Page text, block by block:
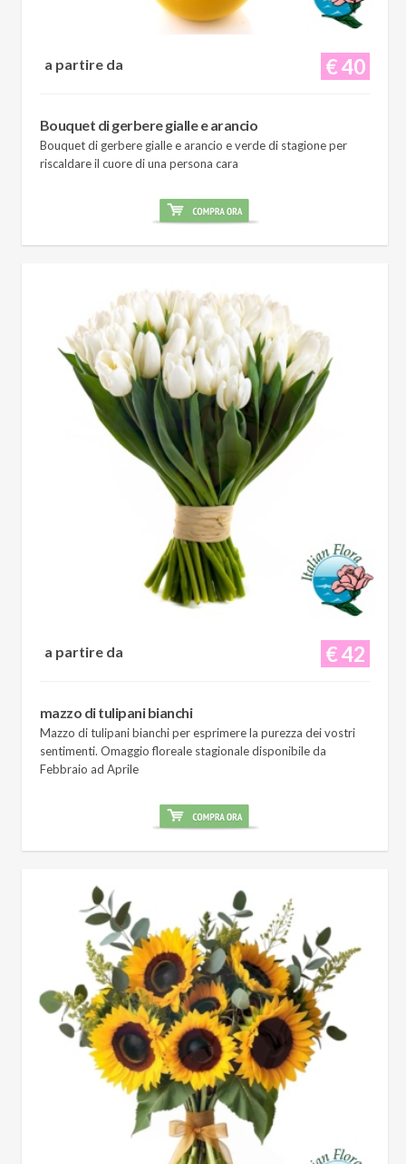
€ 40
a partire da
Bouquet di gerbere gialle e arancio
Bouquet di gerbere gialle e arancio e verde di stagione per
riscaldare il cuore di una persona cara
€ 42
a partire da
mazzo di tulipani bianchi
Mazzo di tulipani bianchi per esprimere la purezza dei vostri
sentimenti. Omaggio floreale stagionale disponibile da
Febbraio ad Aprile